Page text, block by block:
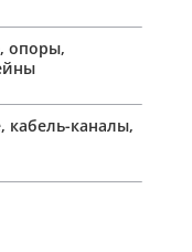
опоры,
кабель-каналы,